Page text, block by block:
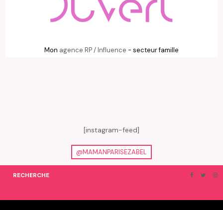
Mon agence RP / Influence - secteur famille
[instagram-feed]
@MAMANPARISEZABEL
RECHERCHE
ON EN PARLE… BLOGROLL